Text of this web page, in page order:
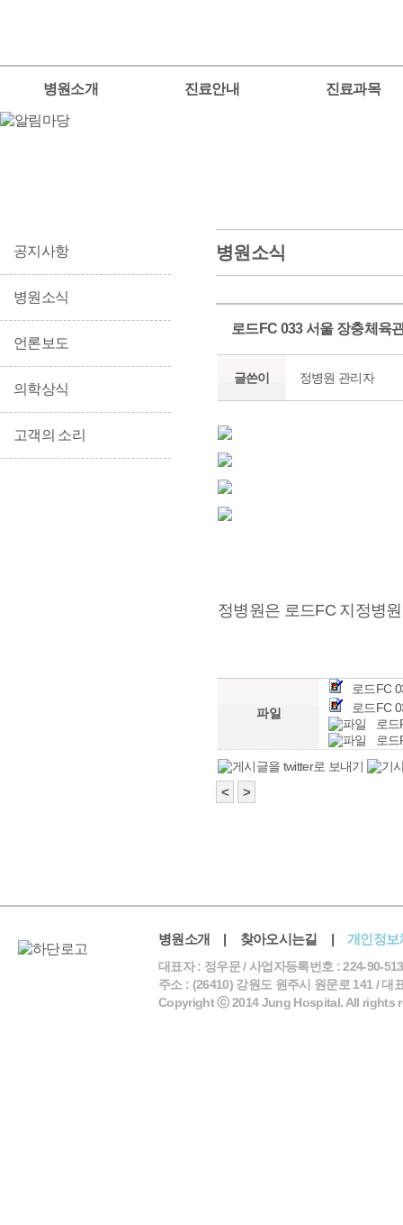
병원소개 진료안내 진료과목
공지사항
병원소식
언론보도
의학상식
고객의 소리
병원소식
로드FC 033 서울 장충체육
글쓴이 정병원 관리자
정병원은 로드FC 지정병
파일
로드FC
로드FC
로
로
< >
병원소개 | 찾아오시는길 | 개인정보
대표자 : 정우문 / 사업자등록번호 : 224-90-
주소 : (26410) 강원도 원주시 원문로 141 / 대
Copyright ⓒ 2014 Jung Hospital. All rights